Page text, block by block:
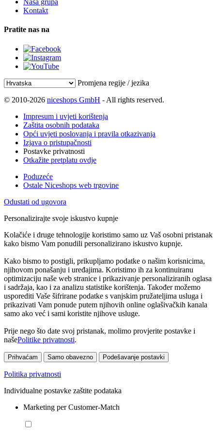
Naša grupa
Kontakt
Pratite nas na
Promjena regije / jezika
© 2010-2026 niceshops GmbH - All rights reserved.
Impresum i uvjeti korištenja
Zaštita osobnih podataka
Opći uvjeti poslovanja i pravila otkazivanja
Izjava o pristupačnosti
Postavke privatnosti
Otkažite pretplatu ovdje
Poduzeće
Ostale Niceshops web trgovine
Odustati od ugovora
Personalizirajte svoje iskustvo kupnje
Kolačiće i druge tehnologije koristimo samo uz Vaš osobni pristanak
kako bismo Vam ponudili personalizirano iskustvo kupnje.
Kako bismo to postigli, prikupljamo podatke o našim korisnicima,
njihovom ponašanju i uređajima. Koristimo ih za kontinuiranu
optimizaciju naše web stranice i prikazivanje personaliziranih oglasa
i sadržaja, kao i za analizu statistike korištenja. Također možemo
usporediti Vaše šifrirane podatke s vanjskim pružateljima usluga i
prikazivati Vam ponude putem njihovih online oglašivačkih kanala
samo ako već i sami koristite njihove usluge.
Prije nego što date svoj pristanak, molimo provjerite postavke i
našePolitike privatnosti.
Prihvaćam Samo obavezno Podešavanje postavki
Politika privatnosti
Individualne postavke zaštite podataka
Marketing per Customer-Match